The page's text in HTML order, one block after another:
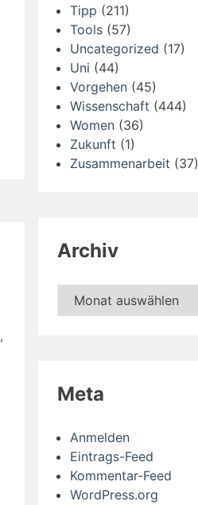
,
Tipp (211)
Tools (57)
Uncategorized (17)
Uni (44)
Vorgehen (45)
Wissenschaft (444)
Women (36)
Zukunft (1)
Zusammenarbeit (37)
Archiv
Archiv
Meta
Anmelden
Eintrags-Feed
Kommentar-Feed
WordPress.org